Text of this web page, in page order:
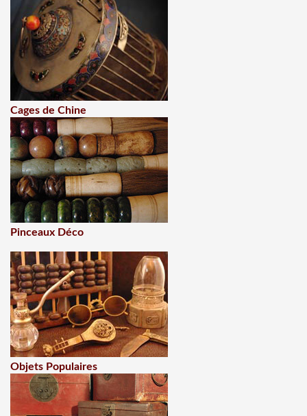
Cages de Chine
Pinceaux Déco
Objets Populaires